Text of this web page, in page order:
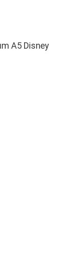
A5 Disney